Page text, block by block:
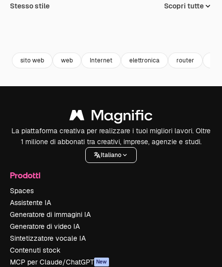
Stesso stile Scopri tutte
sito web web Internet elettronica router
La piattaforma creativa per realizzare i tuoi migliori lavori. Oltre
1 milione di abbonati tra creativi, imprese, agenzie e studi.
Italiano
Prodotti
Spaces
Assistente IA
Generatore di immagini IA
Generatore di video IA
Sintetizzatore vocale IA
Contenuti stock
MCP per Claude/ChatGPT New